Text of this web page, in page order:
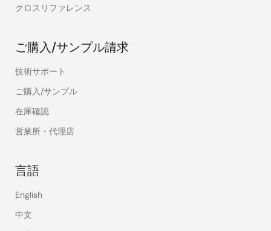
クロスリファレンス
ご購入/サンプル請求
技術サポート
ご購入/サンプル
在庫確認
営業所・代理店
言語
English
中文